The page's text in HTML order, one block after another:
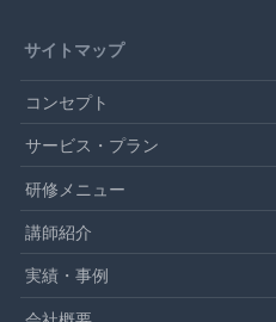
サイトマップ
コンセプト
サービス・プラン
研修メニュー
講師紹介
実績・事例